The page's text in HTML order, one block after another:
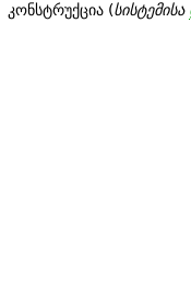
კონსტრუქცია (სისტემისა